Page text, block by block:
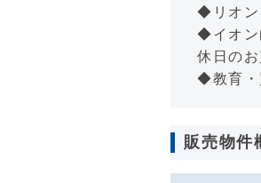
◆リオン
◆イオン
休日の
◆教育・
販売物件